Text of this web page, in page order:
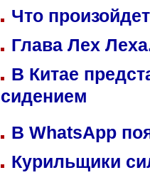
Что
Глава Лех
В Китае
сидением
В WhatsApp
Курильщики